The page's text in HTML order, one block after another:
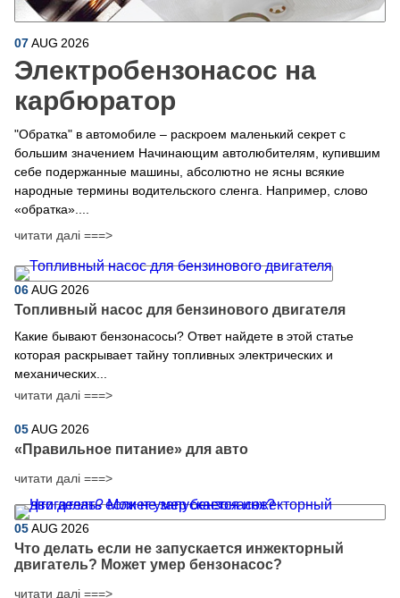
07AUG 2026
Электробензонасос на
карбюратор
"Обратка" в автомобиле – раскроем маленький секрет с
большим значением Начинающим автолюбителям, купившим
себе подержанные машины, абсолютно не ясны всякие
народные термины водительского сленга. Например, слово
«обратка»....
читати далі ===>
06AUG 2026
Топливный насос для бензинового двигателя
Какие бывают бензонасосы? Ответ найдете в этой статье
которая раскрывает тайну топливных электрических и
механических...
читати далі ===>
05AUG 2026
​«Правильное питание» для авто
читати далі ===>
05AUG 2026
Что делать если не запускается инжекторный
двигатель? Может умер бензонасос?
читати далі ===>